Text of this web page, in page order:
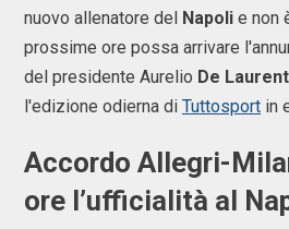
nuovo allenatore del Napoli e non
prossime ore possa arrivare
del presidente Aurelio De
l'edizione odierna di Tuttosport in
Accordo Allegri-
ore l’ufficialità al